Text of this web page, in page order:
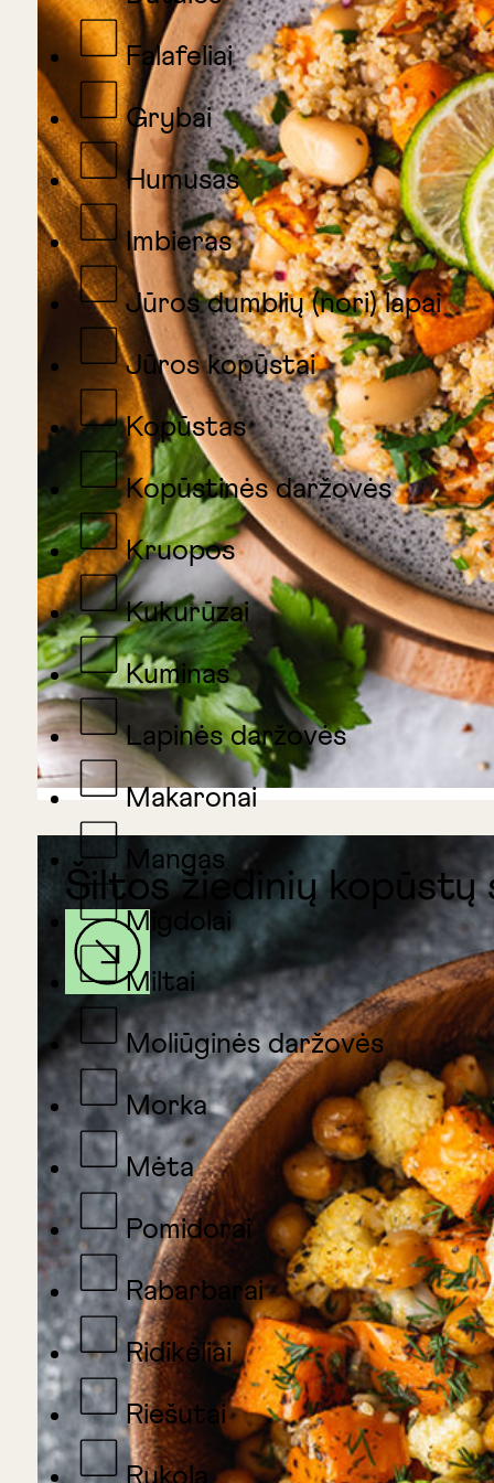
Falafeliai
Grybai
Humusas
Imbieras
Jūros dumblių (nori) lapai
Jūros kopūstai
Kopūstas
Kopūstinės daržovės
Kruopos
Kukurūzai
Kuminas
Lapinės daržovės
Makaronai
Mangas
Migdolai
Miltai
Moliūginės daržovės
Morka
Mėta
Pomidorai
Rabarbarai
Ridikėliai
Riešutai
Šiltos žiedinių kopūstų